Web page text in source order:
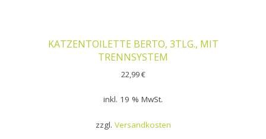
KATZENTOILETTE BERTO, 3TLG., MIT
TRENNSYSTEM
22,99€
inkl. 19 % MwSt.
zzgl. Versandkosten